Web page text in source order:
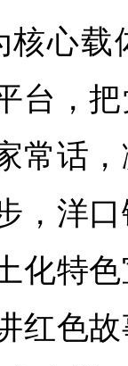
核心
台，
常话
，洋
化特
红色